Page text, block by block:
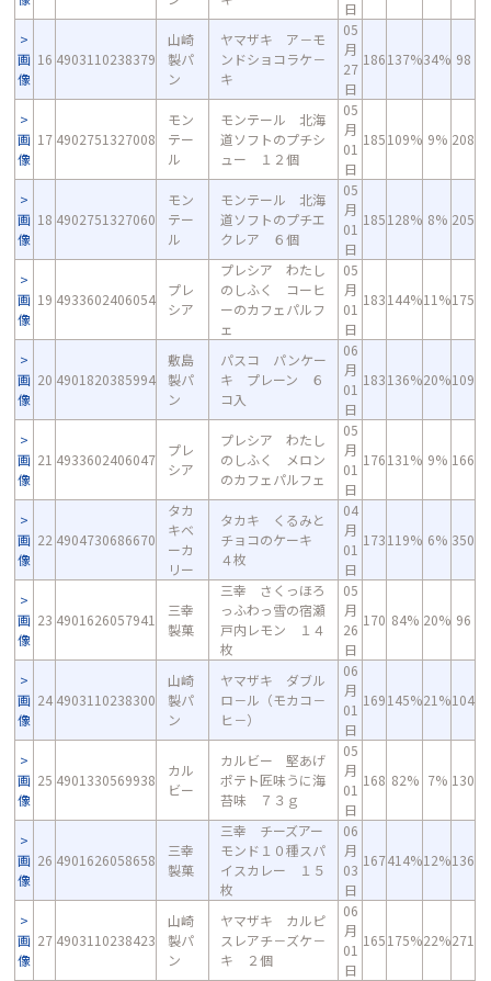
日
画
像
16 4903110238379
山崎
製パ
ン
ヤマザキ ア－モ
ンドショコラケ－
キ
05
月
27
日
186137%34% 98
画
像
17 4902751327008
モン
テー
ル
モンテール 北海
道ソフトのプチシ
ュー １２個
05
月
01
日
185109% 9% 208
画
像
18 4902751327060
モン
テー
ル
モンテール 北海
道ソフトのプチエ
クレア ６個
05
月
01
日
185128% 8% 205
画
像
19 4933602406054
プレ
シア
プレシア わたし
のしふく コーヒ
ーのカフェパルフ
ェ
05
月
01
日
183144%11%175
画
像
20 4901820385994
敷島
製パ
ン
パスコ パンケー
キ プレーン ６
コ入
06
月
01
日
183136%20%109
画
像
21 4933602406047
プレ
シア
プレシア わたし
のしふく メロン
のカフェパルフェ
05
月
01
日
176131% 9% 166
画
像
22 4904730686670
タカ
キベ
ーカ
リー
タカキ くるみと
チョコのケーキ
４枚
04
月
01
日
173119% 6% 350
画
像
23 4901626057941
三幸
製菓
三幸 さくっほろ
っふわっ雪の宿瀬
戸内レモン １４
枚
05
月
26
日
170 84% 20% 96
画
像
24 4903110238300
山崎
製パ
ン
ヤマザキ ダブル
ロ－ル（モカコ－
ヒ－）
06
月
01
日
169145%21%104
画
像
25 4901330569938
カル
ビー
カルビー 堅あげ
ポテト匠味うに海
苔味 ７３ｇ
05
月
01
日
168 82% 7% 130
画
像
26 4901626058658
三幸
製菓
三幸 チーズアー
モンド１０種スパ
イスカレー １５
枚
06
月
03
日
167414%12%136
画
像
27 4903110238423
山崎
製パ
ン
ヤマザキ カルピ
スレアチ－ズケ－
キ ２個
06
月
01
日
165175%22%271